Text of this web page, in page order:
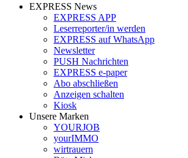
EXPRESS News
EXPRESS APP
Leserreporter/in werden
EXPRESS auf WhatsApp
Newsletter
PUSH Nachrichten
EXPRESS e-paper
Abo abschließen
Anzeigen schalten
Kiosk
Unsere Marken
YOURJOB
yourIMMO
wirtrauern